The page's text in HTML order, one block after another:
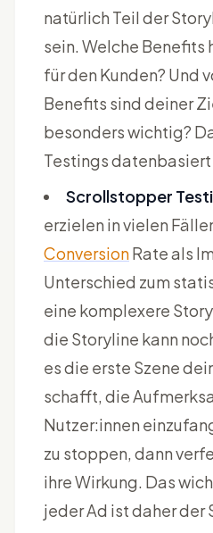
natürlich Teil der
sein. Welche Benefits
für den Kunden? Und
Benefits sind deiner
besonders wichtig?
Testings
Scrollstopper
erzielen in vielen
ConversionRate als
Unterschied zum
eine komplexere
die Storyline kann
es die erste Szene
schafft, die
Nutzer:innen
zu stoppen, dann
ihre Wirkung. Das
jeder Ad ist daher der